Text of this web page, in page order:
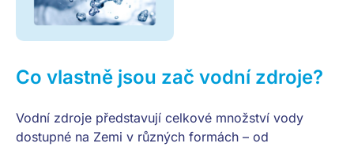
Co vlastně jsou zač vodní zdroje?
Vodní zdroje představují celkové množství vody
dostupné na Zemi v různých formách – od